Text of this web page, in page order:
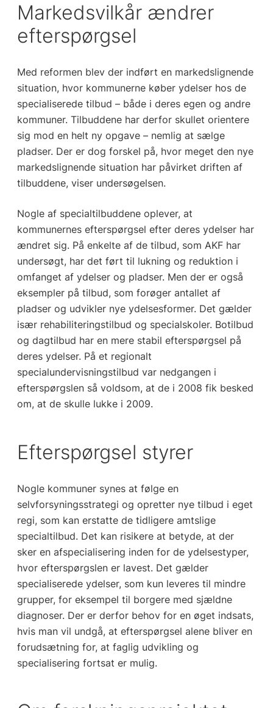
Markedsvilkår ændrer
efterspørgsel
Med reformen blev der indført en markedslignende
situation, hvor kommunerne køber ydelser hos de
specialiserede tilbud – både i deres egen og andre
kommuner. Tilbuddene har derfor skullet orientere
sig mod en helt ny opgave – nemlig at sælge
pladser. Der er dog forskel på, hvor meget den nye
markedslignende situation har påvirket driften af
tilbuddene, viser undersøgelsen.
Nogle af specialtilbuddene oplever, at
kommunernes efterspørgsel efter deres ydelser har
ændret sig. På enkelte af de tilbud, som AKF har
undersøgt, har det ført til lukning og reduktion i
omfanget af ydelser og pladser. Men der er også
eksempler på tilbud, som forøger antallet af
pladser og udvikler nye ydelsesformer. Det gælder
især rehabiliteringstilbud og specialskoler. Botilbud
og dagtilbud har en mere stabil efterspørgsel på
deres ydelser. På et regionalt
specialundervisningstilbud var nedgangen i
efterspørgslen så voldsom, at de i 2008 fik besked
om, at de skulle lukke i 2009.
Efterspørgsel styrer
Nogle kommuner synes at følge en
selvforsyningsstrategi og opretter nye tilbud i eget
regi, som kan erstatte de tidligere amtslige
specialtilbud. Det kan risikere at betyde, at der
sker en afspecialisering inden for de ydelsestyper,
hvor efterspørgslen er lavest. Det gælder
specialiserede ydelser, som kun leveres til mindre
grupper, for eksempel til borgere med sjældne
diagnoser. Der er derfor behov for en øget indsats,
hvis man vil undgå, at efterspørgsel alene bliver en
forudsætning for, at faglig udvikling og
specialisering fortsat er mulig.